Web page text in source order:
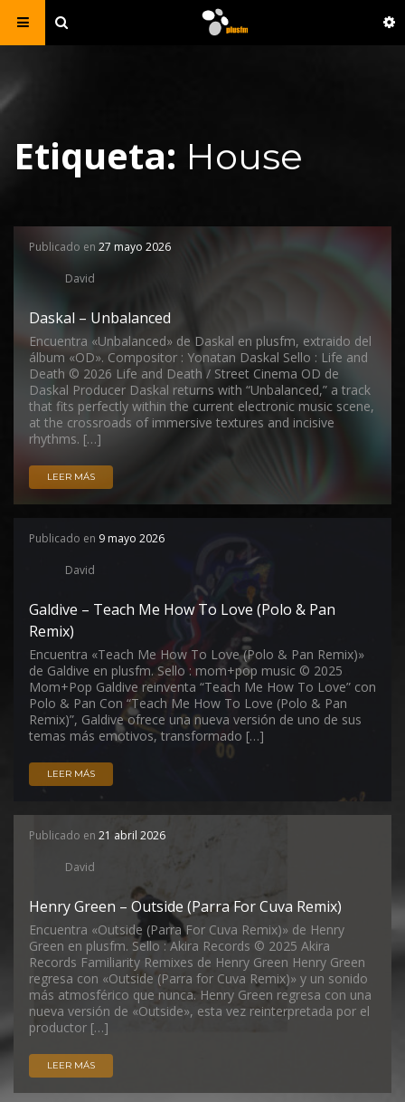
Etiqueta: House
Publicado en 27 mayo 2026
David
Daskal – Unbalanced
Encuentra «Unbalanced» de Daskal en plusfm, extraido del
álbum «OD». Compositor : Yonatan Daskal Sello : Life and
Death © 2026 Life and Death / Street Cinema OD de
Daskal Producer Daskal returns with “Unbalanced,” a track
that fits perfectly within the current electronic music scene,
at the crossroads of immersive textures and incisive
rhythms. […]
LEER MÁS
Publicado en 9 mayo 2026
David
Galdive – Teach Me How To Love (Polo & Pan
Remix)
Encuentra «Teach Me How To Love (Polo & Pan Remix)»
de Galdive en plusfm. Sello : mom+pop music © 2025
Mom+Pop Galdive reinventa “Teach Me How To Love” con
Polo & Pan Con “Teach Me How To Love (Polo & Pan
Remix)”, Galdive ofrece una nueva versión de uno de sus
temas más emotivos, transformado […]
LEER MÁS
Publicado en 21 abril 2026
David
Henry Green – Outside (Parra For Cuva Remix)
Encuentra «Outside (Parra For Cuva Remix)» de Henry
Green en plusfm. Sello : Akira Records © 2025 Akira
Records Familiarity Remixes de Henry Green Henry Green
regresa con «Outside (Parra for Cuva Remix)» y un sonido
más atmosférico que nunca. Henry Green regresa con una
nueva versión de «Outside», esta vez reinterpretada por el
productor […]
LEER MÁS